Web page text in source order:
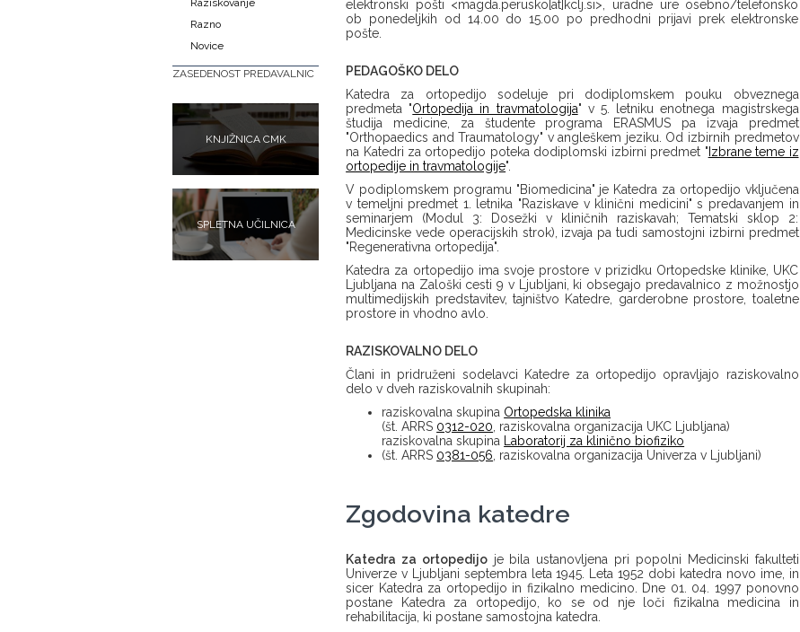
Raziskovanje
Razno
Novice
ZASEDENOST PREDAVALNIC
KNJIŽNICA CMK
SPLETNA UČILNICA
elektronski pošti <magda.perusko[at]kclj.si>, uradne ure osebno/telefonsko
ob ponedeljkih od 14.00 do 15.00 po predhodni prijavi prek elektronske
pošte.
PEDAGOŠKO DELO
Katedra za ortopedijo sodeluje pri dodiplomskem pouku obveznega
predmeta "Ortopedija in travmatologija" v 5. letniku enotnega magistrskega
študija medicine, za študente programa ERASMUS pa izvaja predmet
"Orthopaedics and Traumatology" v angleškem jeziku. Od izbirnih predmetov
na Katedri za ortopedijo poteka dodiplomski izbirni predmet " Izbrane teme iz
ortopedije in travmatologije".
V podiplomskem programu "Biomedicina" je Katedra za ortopedijo vključena
v temeljni predmet 1. letnika "Raziskave v klinični medicini" s predavanjem in
seminarjem (Modul 3: Dosežki v kliničnih raziskavah; Tematski sklop 2:
Medicinske vede operacijskih strok), izvaja pa tudi samostojni izbirni predmet
"Regenerativna ortopedija".
Katedra za ortopedijo ima svoje prostore v prizidku Ortopedske klinike, UKC
Ljubljana na Zaloški cesti 9 v Ljubljani, ki obsegajo predavalnico z možnostjo
multimedijskih predstavitev, tajništvo Katedre, garderobne prostore, toaletne
prostore in vhodno avlo.
RAZISKOVALNO DELO
Člani in pridruženi sodelavci Katedre za ortopedijo opravljajo raziskovalno
delo v dveh raziskovalnih skupinah:
raziskovalna skupina Ortopedska klinika
(št. ARRS 0312-020 , raziskovalna organizacija UKC Ljubljana)
raziskovalna skupina
Laboratorij za klinično biofiziko
(št. ARRS 0381-056 , raziskovalna organizacija Univerza v Ljubljani)
Zgodovina katedre
Katedra za ortopedijoje bila ustanovljena pri popolni Medicinski fakulteti
Univerze v Ljubljani septembra leta 1945. Leta 1952 dobi katedra novo ime, in
sicer Katedra za ortopedijo in fizikalno medicino. Dne 01. 04. 1997 ponovno
postane Katedra za ortopedijo, ko se od nje loči fizikalna medicina in
rehabilitacija, ki postane samostojna katedra.